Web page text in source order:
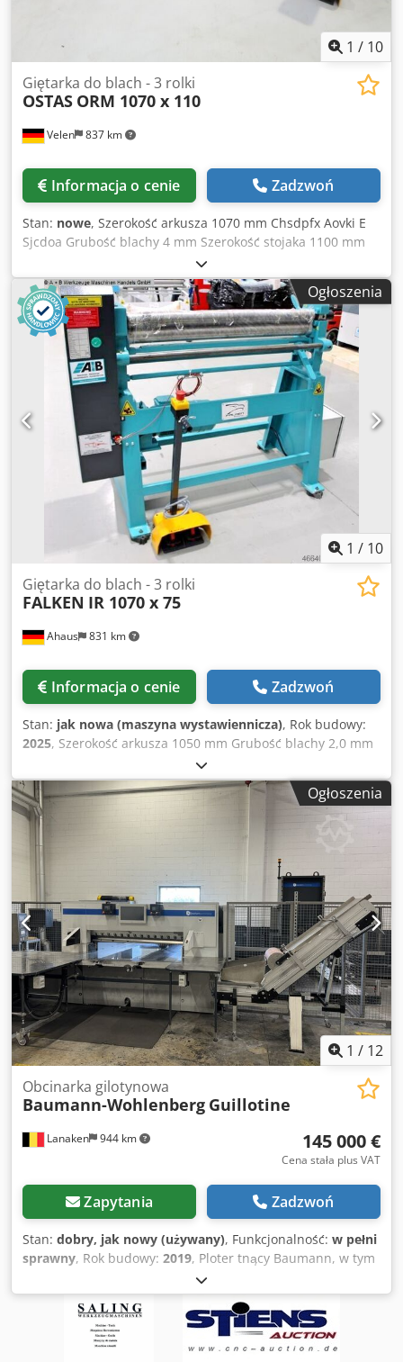
1 / 10
Velen 837 km
Giętarka do blach - 3 rolki
OSTAS ORM 1070 x 110
Informacja o cenie Zadzwoń
Stan: nowe, Szerokość arkusza 1070 mm Chsdpfx Aovki E
Sjcdoa Grubość blachy 4 mm Szerokość stojaka 1100 mm
Średnica górnego walca 110 mm Całkowite
zapotrzebowanie mocy 5,0 KW Masa maszyny ok. 1,2 tony
Wymagana przestrzeń ok. 2,0 x 0,9 x 1,1 mm Giętarka do
blachy z: - Elektrycznie regulowana tylna rolka - Cyfrowy
wyświetlacz ruchu tylnego walca - Hartowane rolki - Rolki
stożkowe - Obrotowy walec górny - Silnik hamulca -
Wyłącznik awaryjny - Dokumentacja - 400V
Ogłoszenia
1 / 10
Ahaus 831 km
Giętarka do blach - 3 rolki
FALKEN IR 1070 x 75
Informacja o cenie Zadzwoń
Stan: jak nowa (maszyna wystawiennicza), Rok budowy:
2025, Szerokość arkusza 1050 mm Grubość blachy 2,0 mm
Długość rolki 1070 mm Średnica rolki - góra 75,0 mm
Chodpfx Aexacbuecdja Moc silnika 1,5 kW Waga 325kg
Wymiary D-S-W 1530 x 700 x 1160 mm Maszyna wystawowa
- jak NOWA jeszcze nie używany (!!) Specjalna cena na
żądanie Sprzęt: - giętarka okrągła 3-rolkowa z silnikiem
elektrycznym - asymetryczny układ rolek - 2x rolki
napędzane za pomocą silnika z hamulcem - Ręczny
składany schowek umożliwiający szybkie wyjmowanie
przedmiotu obrabianego - Rowki z drutu na dolnych i
tylnych rolkach - Podwójny przełącznik nożny do biegu P/L,
zawierający przycisk zatrzymania awaryjnego - Podajnik
tylny rolkowy za pomocą dźwigni rusztu - elektryczne
urządzenie zabezpieczające
Ogłoszenia
1 / 12
Lanaken 944 km
Obcinarka gilotynowa
Baumann-Wohlenberg Guillotine
145 000 €
Cena stała plus VAT
Zapytania Zadzwoń
Stan: dobry, jak nowy (używany), Funkcjonalność: w pełni
sprawny, Rok budowy: 2019, Ploter tnący Baumann, w tym
destacker Baumann BB7L, ploter tnący Baumann
Wohlenberg 168 i stacker Baumann BA7P Cechy gilotyny
tnącej Wohlenberg 168 * Wejście max: 1250 x 1650 mm *
Wysokość podawania: 165 mm Cechy Baumann denester
BB7L i układarka BA7P Maksymalna wysokość układania: